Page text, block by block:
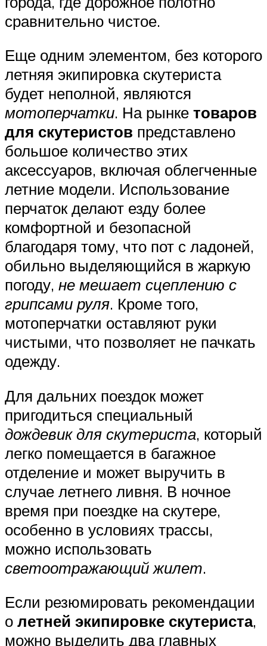
сравнительно чистое.
Еще одним элементом, без которого
летняя экипировка скутериста
будет неполной, являются
мотоперчатки. На рынке товаров
для скутеристов представлено
большое количество этих
аксессуаров, включая облегченные
летние модели. Использование
перчаток делают езду более
комфортной и безопасной
благодаря тому, что пот с ладоней,
обильно выделяющийся в жаркую
погоду, не мешает сцеплению с
грипсами руля. Кроме того,
мотоперчатки оставляют руки
чистыми, что позволяет не пачкать
одежду.
Для дальних поездок может
пригодиться специальный
дождевик для скутериста, который
легко помещается в багажное
отделение и может выручить в
случае летнего ливня. В ночное
время при поездке на скутере,
особенно в условиях трассы,
можно использовать
светоотражающий жилет.
Если резюмировать рекомендации
о летней экипировке скутериста,
можно выделить два главных